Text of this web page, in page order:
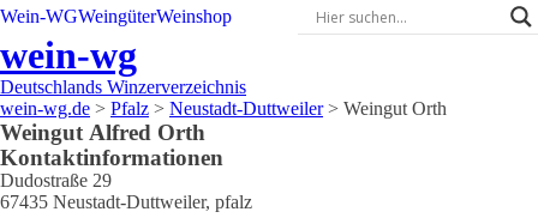
Wein-WGWeingüterWeinshop
wein-wg
Deutschlands Winzerverzeichnis
wein-wg.de > Pfalz > Neustadt-Duttweiler> Weingut Orth
Weingut Alfred Orth
Kontaktinformationen
Dudostraße 29
67435 Neustadt-Duttweiler, pfalz